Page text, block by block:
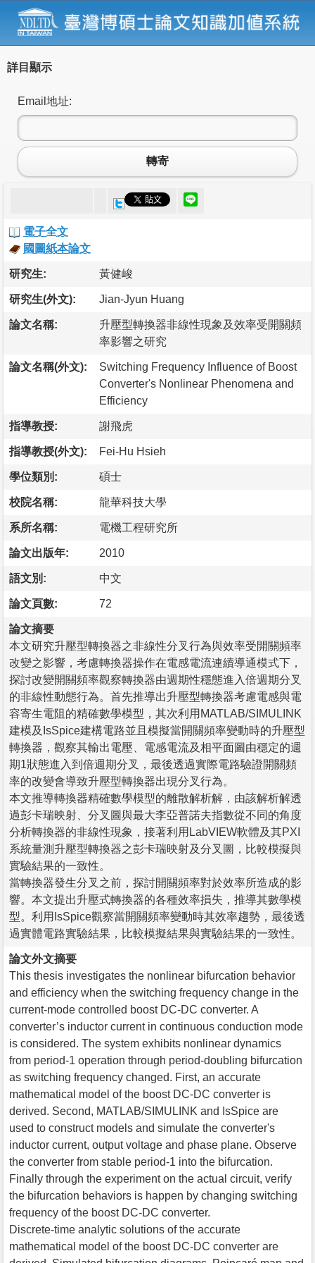
詳目顯示
Email地址:
轉寄
電子全文
國圖紙本論文
研究生: 黃健峻
研究生(外文): Jian-Jyun Huang
論文名稱:
升壓型轉換器非線性現象及效率受開關頻
率影響之研究
論文名稱(外文):
Switching Frequency Influence of Boost
Converter's Nonlinear Phenomena and
Efficiency
指導教授: 謝飛虎
指導教授(外文): Fei-Hu Hsieh
學位類別: 碩士
校院名稱: 龍華科技大學
系所名稱: 電機工程研究所
論文出版年: 2010
語文別: 中文
論文頁數: 72
論文摘要
本文研究升壓型轉換器之非線性分叉行為與效率受開關頻率
改變之影響，考慮轉換器操作在電感電流連續導通模式下，
探討改變開關頻率觀察轉換器由週期性穩態進入倍週期分叉
的非線性動態行為。首先推導出升壓型轉換器考慮電感與電
容寄生電阻的精確數學模型，其次利用MATLAB/SIMULINK
建模及IsSpice建構電路並且模擬當開關頻率變動時的升壓型
轉換器，觀察其輸出電壓、電感電流及相平面圖由穩定的週
期1狀態進入到倍週期分叉，最後透過實際電路驗證開關頻
率的改變會導致升壓型轉換器出現分叉行為。
本文推導轉換器精確數學模型的離散解析解，由該解析解透
過彭卡瑞映射、分叉圖與最大李亞普諾夫指數從不同的角度
分析轉換器的非線性現象，接著利用LabVIEW軟體及其PXI
系統量測升壓型轉換器之彭卡瑞映射及分叉圖，比較模擬與
實驗結果的一致性。
當轉換器發生分叉之前，探討開關頻率對於效率所造成的影
響。本文提出升壓式轉換器的各種效率損失，推導其數學模
型。利用IsSpice觀察當開關頻率變動時其效率趨勢，最後透
過實體電路實驗結果，比較模擬結果與實驗結果的一致性。
論文外文摘要
This thesis investigates the nonlinear bifurcation behavior
and efficiency when the switching frequency change in the
current-mode controlled boost DC-DC converter. A
converter’s inductor current in continuous conduction mode
is considered. The system exhibits nonlinear dynamics
from period-1 operation through period-doubling bifurcation
as switching frequency changed. First, an accurate
mathematical model of the boost DC-DC converter is
derived. Second, MATLAB/SIMULINK and IsSpice are
used to construct models and simulate the converter's
inductor current, output voltage and phase plane. Observe
the converter from stable period-1 into the bifurcation.
Finally through the experiment on the actual circuit, verify
the bifurcation behaviors is happen by changing switching
frequency of the boost DC-DC converter.
Discrete-time analytic solutions of the accurate
mathematical model of the boost DC-DC converter are